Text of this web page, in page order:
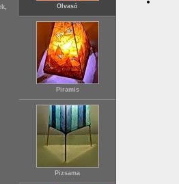
Olvasó
Piramis
Pizsama